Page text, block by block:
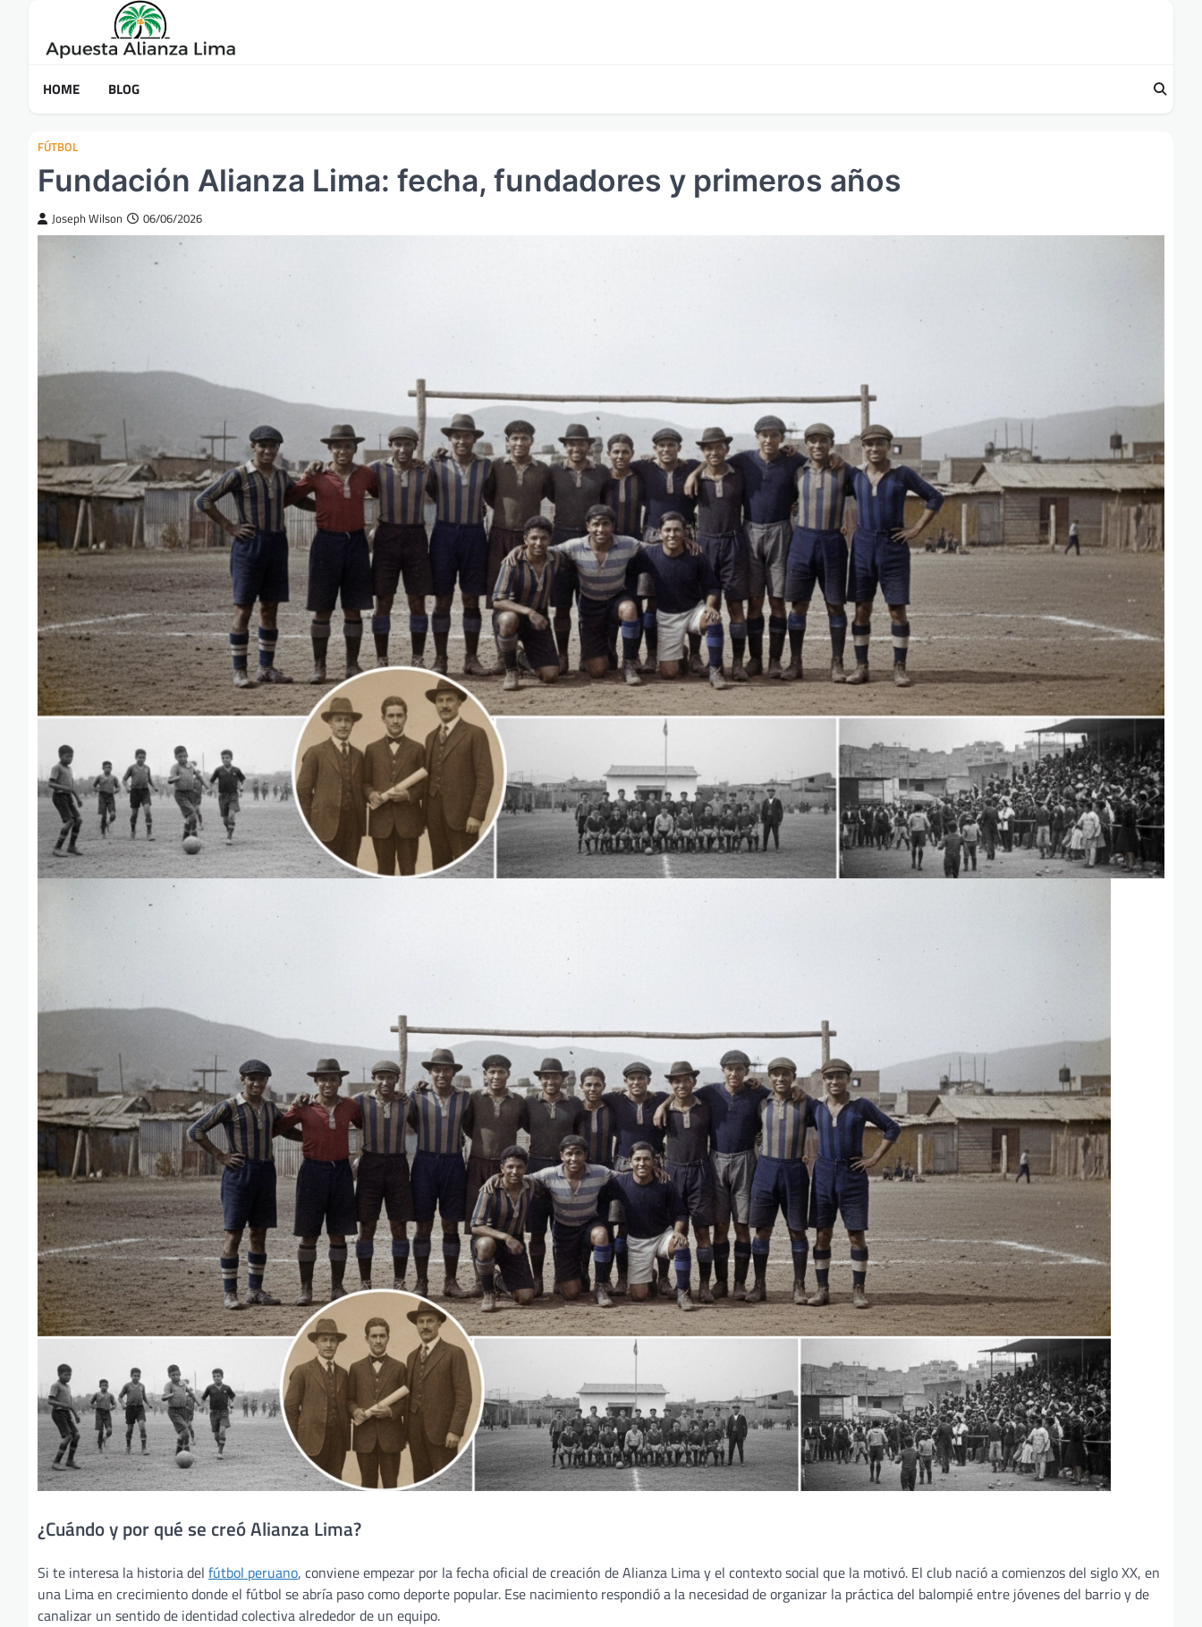
content
HOME BLOG
FÚTBOL
Fundación Alianza Lima: fecha, fundadores y primeros años
Joseph Wilson 06/06/2026
¿Cuándo y por qué se creó Alianza Lima?
Si te interesa la historia del fútbol peruano, conviene empezar por la fecha oficial de creación de Alianza Lima y el contexto social que la motivó. El club nació a comienzos del siglo XX, en
una Lima en crecimiento donde el fútbol se abría paso como deporte popular. Ese nacimiento respondió a la necesidad de organizar la práctica del balompié entre jóvenes del barrio y de
canalizar un sentido de identidad colectiva alrededor de un equipo.